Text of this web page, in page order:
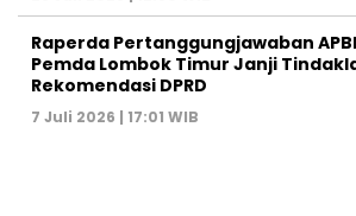
Raperda Pertanggungjawaban
Pemda Lombok Timur Janji
Rekomendasi DPRD
7 Juli 2026 | 17:01 WIB